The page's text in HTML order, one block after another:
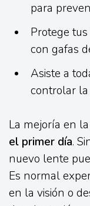
para
Protege
con gafas
Asiste a
controlar
La mejoría en
el primer día.
nuevo lente
Es normal
en la visión o